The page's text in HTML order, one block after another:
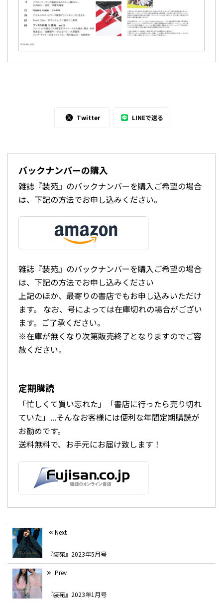
Twitter LINEで送る
バックナンバーの購入
雑誌『装苑』のバックナンバーを購入ご希望の場合
は、下記の方法でお申し込みください。
雑誌『装苑』のバックナンバーを購入ご希望の場合
は、下記の方法でお申し込みください
上記のほか、最寄りの書店でもお申し込みいただけ
ます。 なお、号によっては在庫切れの場合がござい
ます。ご了承ください。
※在庫が無くなり次第販売終了となりますのでご容
赦ください。
定期購読
「忙しくて買い忘れた」「書店に行ったら売り切れ
ていた」...そんなお客様には便利な年間定期購読が
お勧めです。
送料無料で、お手元にお届け致します！
Next
『装苑』2023年5月号
Prev
『装苑』2023年1月号